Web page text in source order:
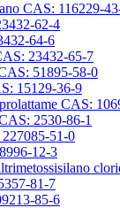
CAS: 116229-
62-4
64-6
23432-65-7
51895-58-0
15129-36-9
CAS:
2530-86-1
51-0
12-3
81-7
85-6